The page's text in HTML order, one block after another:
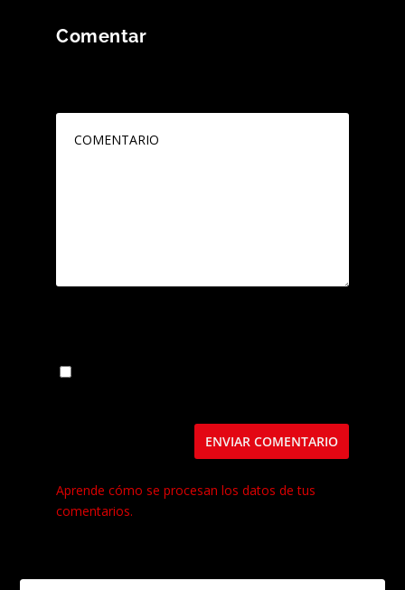
Comentar
Aprende cómo se procesan los datos de tus
comentarios.